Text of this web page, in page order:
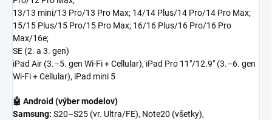
13/13 mini/13 Pro/13 Pro Max; 14/14 Plus/14 Pro/14 Pro Max;
15/15 Plus/15 Pro/15 Pro Max; 16/16 Plus/16 Pro/16 Pro
Max/16e;
SE (2. a 3. gen)
iPad Air (3.–5. gen Wi-Fi + Cellular), iPad Pro 11"/12.9" (3.–6. gen
Wi-Fi + Cellular), iPad mini 5
🤖 Android (výber modelov)
Samsung: S20–S25 (vr. Ultra/FE), Note20 (všetky),